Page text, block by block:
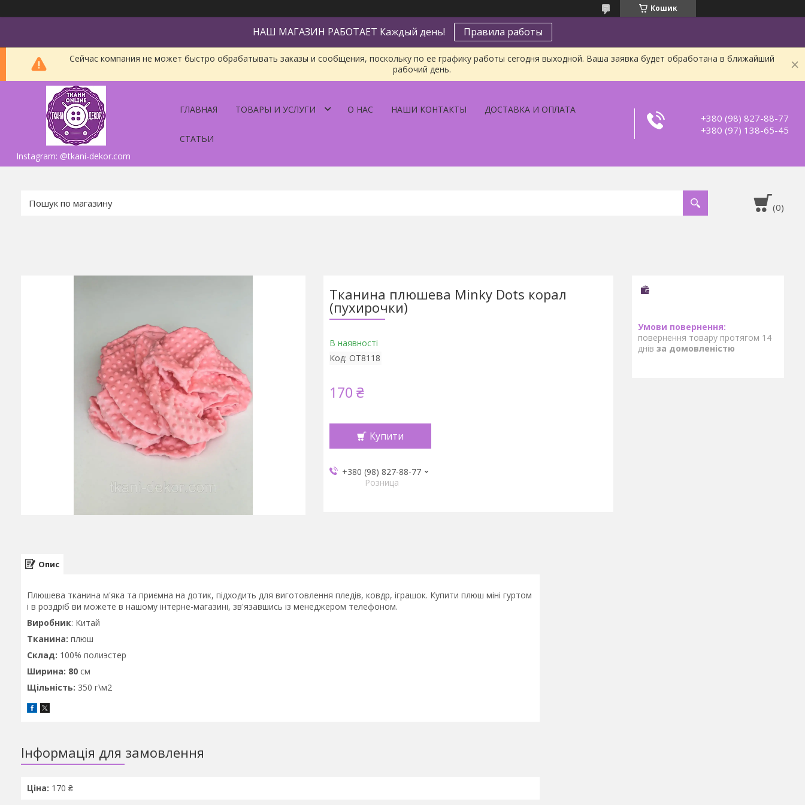
Кошик
НАШ МАГАЗИН РАБОТАЕТ Каждый день! Правила работы
Сейчас компания не может быстро обрабатывать заказы и сообщения, поскольку по ее графику работы сегодня выходной. Ваша заявка будет обработана в ближайший
рабочий день.
Instagram: @tkani-dekor.com
ГЛАВНАЯ ТОВАРЫ И УСЛУГИ О НАС НАШИ КОНТАКТЫ ДОСТАВКА И ОПЛАТА
СТАТЬИ
+380 (98) 827-88-77
+380 (97) 138-65-45
Тканина плюшева Minky Dots корал
(пухирочки)
В наявності
Код: ОТ8118
170 ₴
Купити
+380 (98) 827-88-77
Розница
повернення товару протягом 14
днів за домовленістю
Опис
Плюшева тканина м'яка та приємна на дотик, підходить для виготовлення пледів, ковдр, іграшок. Купити плюш міні гуртом
і в роздріб ви можете в нашому інтерне-магазині, зв'язавшись із менеджером телефоном.
Виробник: Китай
Тканина: плюш
Склад: 100% полиэстер
Ширина: 80 см
Щільність: 350 г\м2
Інформація для замовлення
Ціна: 170 ₴